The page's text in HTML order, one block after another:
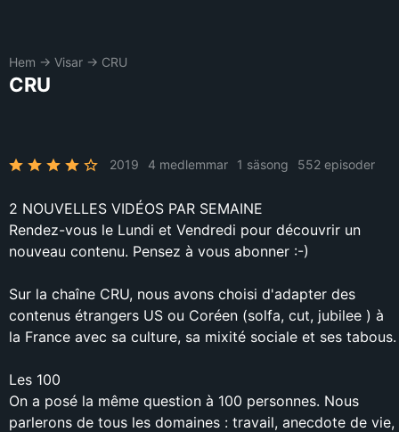
Hem → Visar → CRU
CRU
2019 4 medlemmar 1 säsong 552 episoder
2 NOUVELLES VIDÉOS PAR SEMAINE
Rendez-vous le Lundi et Vendredi pour découvrir un
nouveau contenu. Pensez à vous abonner :-)
Sur la chaîne CRU, nous avons choisi d'adapter des
contenus étrangers US ou Coréen (solfa, cut, jubilee ) à
la France avec sa culture, sa mixité sociale et ses tabous.
Les 100
On a posé la même question à 100 personnes. Nous
parlerons de tous les domaines : travail, anecdote de vie,